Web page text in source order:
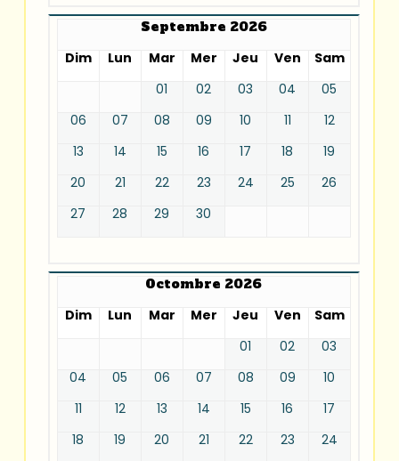
Septembre 2026
Dim
Lun Mar Mer Jeu Ven
Sam
01
02 03 04
05
06
07 08 09 10 11
12
13
14 15 16 17 18
19
20
21 22 23 24 25
26
27
28 29 30
Octombre 2026
Dim
Lun Mar Mer Jeu Ven
Sam
01
02
03
04
05 06 07 08 09
10
11
12 13 14 15 16
17
18
19 20 21 22 23
24